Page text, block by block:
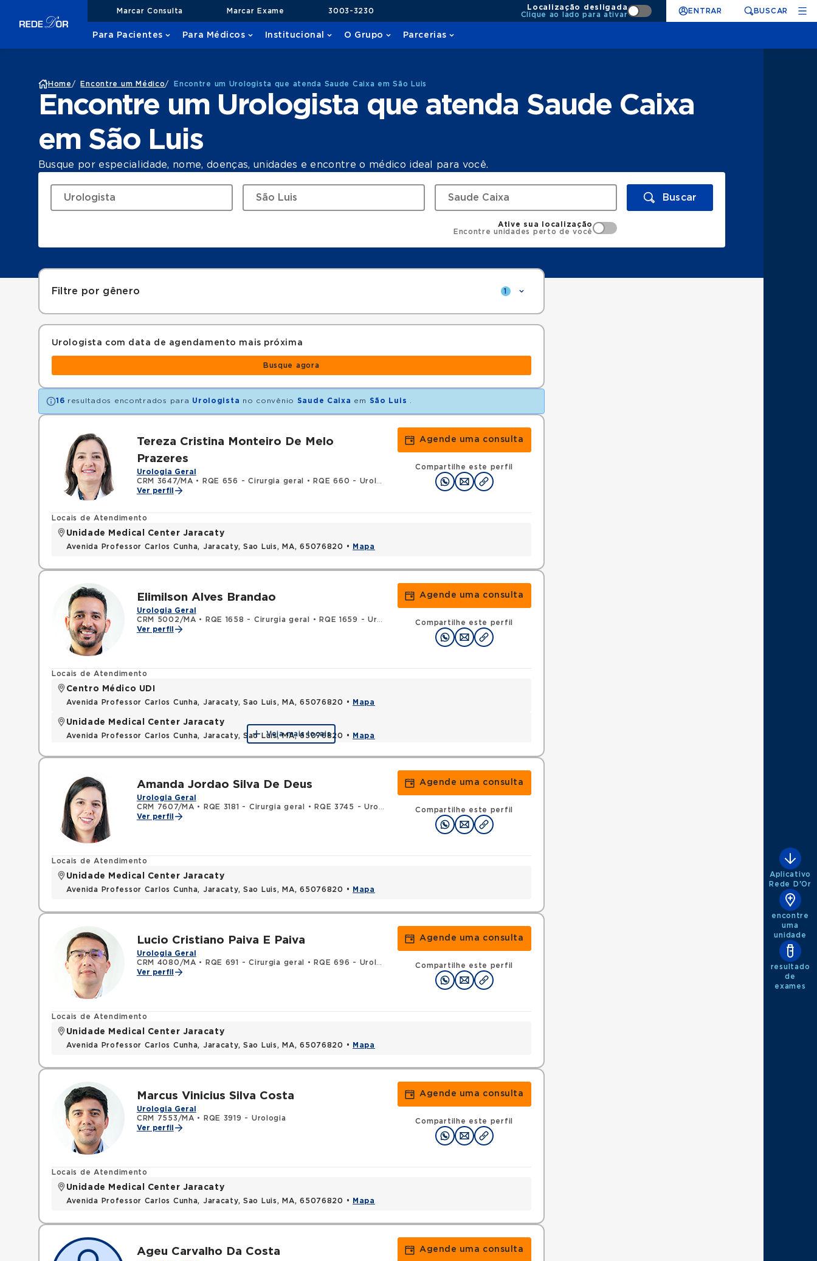
Marcar Consulta Marcar Exame 3003-3230
Localização desligada
Clique ao lado para ativar
ENTRAR BUSCAR
Para Pacientes Para Médicos Institucional O Grupo Parcerias
Home / Encontre um Médico/ Encontre um Urologista que atenda Saude Caixa em São Luis
Encontre um Urologista que atenda Saude Caixa
em São Luis
Busque por especialidade, nome, doenças, unidades e encontre o médico ideal para você.
Buscar
Ative sua localização
Encontre unidades perto de você
Filtre por gênero 1
Urologista com data de agendamento mais próxima
Busque agora
16 resultados encontrados para Urologista no convênio Saude Caixa em São Luis
Tereza Cristina Monteiro De Melo
Prazeres
Urologia Geral
CRM 3647/MA • RQE 656 - Cirurgia geral •
RQE 660 - Urologia
Ver perfil
Agende uma consulta
Compartilhe este perfil
Locais de Atendimento
Unidade Medical Center Jaracaty
Avenida Professor Carlos Cunha, Jaracaty, Sao Luis, MA, 65076820 • Mapa
Elimilson Alves Brandao
Urologia Geral
CRM 5002/MA • RQE 1658 - Cirurgia geral •
RQE 1659 - Urologia
Ver perfil
Agende uma consulta
Compartilhe este perfil
Locais de Atendimento
Centro Médico UDI
Avenida Professor Carlos Cunha, Jaracaty, Sao Luis, MA, 65076820 • Mapa
Unidade Medical Center Jaracaty
Avenida Professor Carlos Cunha, Jaracaty, Sao Luis, MA, 65076820 • Mapa
Veja mais locais
Amanda Jordao Silva De Deus
Urologia Geral
CRM 7607/MA • RQE 3181 - Cirurgia geral •
RQE 3745 - Urologia
Ver perfil
Agende uma consulta
Compartilhe este perfil
Locais de Atendimento
Unidade Medical Center Jaracaty
Avenida Professor Carlos Cunha, Jaracaty, Sao Luis, MA, 65076820 • Mapa
Lucio Cristiano Paiva E Paiva
Urologia Geral
CRM 4080/MA • RQE 691 - Cirurgia geral •
RQE 696 - Urologia
Ver perfil
Agende uma consulta
Compartilhe este perfil
Locais de Atendimento
Unidade Medical Center Jaracaty
Avenida Professor Carlos Cunha, Jaracaty, Sao Luis, MA, 65076820 • Mapa
Marcus Vinicius Silva Costa
Urologia Geral
CRM 7553/MA •
RQE 3919 - Urologia
Ver perfil
Agende uma consulta
Compartilhe este perfil
Locais de Atendimento
Unidade Medical Center Jaracaty
Avenida Professor Carlos Cunha, Jaracaty, Sao Luis, MA, 65076820 • Mapa
Ageu Carvalho Da Costa Agende uma consulta
Aplicativo
Rede D'Or
encontre
uma
unidade
resultado
de
exames